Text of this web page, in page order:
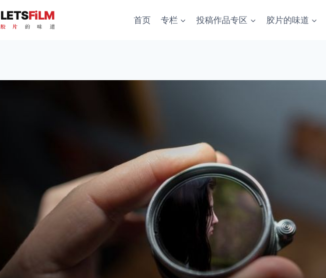
LETSFiLM
胶 片 的 味 道
首页 专栏 投稿作品专区 胶片的味道